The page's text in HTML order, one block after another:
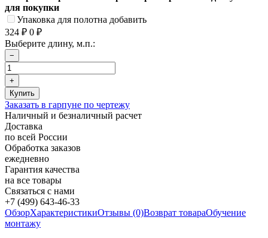
для покупки
Упаковка для полотна добавить
324 ₽ 0 ₽
Выберите длину, м.п.:
Заказать в гарпуне по чертежу
Наличный и безналичный расчет
Доставка
по всей России
Обработка заказов
ежедневно
Гарантия качества
на все товары
Связаться с нами
+7 (499) 643-46-33
ОбзорХарактеристикиОтзывы (0)Возврат товараОбучение
монтажу